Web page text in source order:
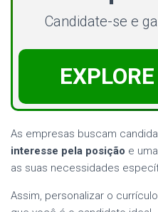
Candidate-se e
As empresas buscam
interesse pela posição e
as suas necessidades
Assim, personalizar o